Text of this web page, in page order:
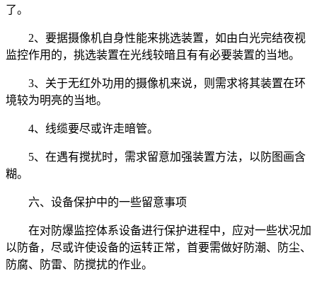
了。
2、要据摄像机自身性能来挑选装置，如由白光完结夜视
监控作用的，挑选装置在光线较暗且有有必要装置的当地。
3、关于无红外功用的摄像机来说，则需求将其装置在环
境较为明亮的当地。
4、线缆要尽或许走暗管。
5、在遇有搅扰时，需求留意加强装置方法，以防图画含
糊。
六、设备保护中的一些留意事项
在对防爆监控体系设备进行保护进程中，应对一些状况加
以防备，尽或许使设备的运转正常，首要需做好防潮、防尘、
防腐、防雷、防搅扰的作业。